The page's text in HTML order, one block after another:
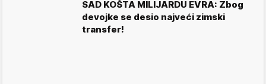
SAD KOŠTA MILIJARDU EVRA: Zbog
devojke se desio najveći zimski
transfer!